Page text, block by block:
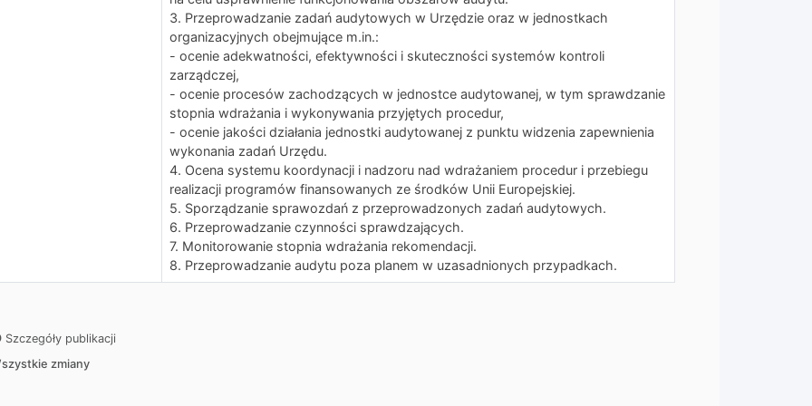
3. Przeprowadzanie zadań audytowych w Urzędzie oraz w jednostkach
organizacyjnych obejmujące m.in.:
- ocenie adekwatności, efektywności i skuteczności systemów kontroli
zarządczej,
- ocenie procesów zachodzących w jednostce audytowanej, w tym sprawdzanie
stopnia wdrażania i wykonywania przyjętych procedur,
- ocenie jakości działania jednostki audytowanej z punktu widzenia zapewnienia
wykonania zadań Urzędu.
4. Ocena systemu koordynacji i nadzoru nad wdrażaniem procedur i przebiegu
realizacji programów finansowanych ze środków Unii Europejskiej.
5. Sporządzanie sprawozdań z przeprowadzonych zadań audytowych.
6. Przeprowadzanie czynności sprawdzających.
7. Monitorowanie stopnia wdrażania rekomendacji.
8. Przeprowadzanie audytu poza planem w uzasadnionych przypadkach.
Szczegóły publikacji
zmiany